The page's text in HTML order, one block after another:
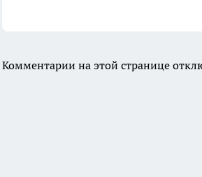
Комментарии на этой странице